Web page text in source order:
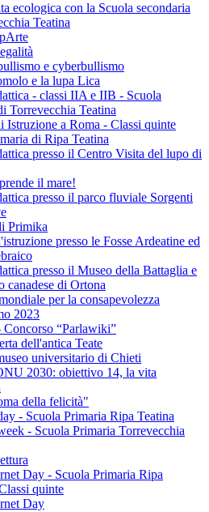
ecologica con la Scuola secondaria
Teatina
e cyberbullismo
e la lupa Lica
- classi IIA e IIB - Scuola
Torrevecchia Teatina
Istruzione a Roma - Classi quinte
di Ripa Teatina
presso il Centro Visita del lupo di
il mare!
presso il parco fluviale Sorgenti
Primika
presso le Fosse Ardeatine ed
presso il Museo della Battaglia e
canadese di Ortona
per la consapevolezza
2023
Concorso “Parlawiki”
dell'antica Teate
universitario di Chieti
2030: obiettivo 14, la vita
della felicità"
- Scuola Primaria Ripa Teatina
- Scuola Primaria Torrevecchia
Day - Scuola Primaria Ripa
quinte
Day